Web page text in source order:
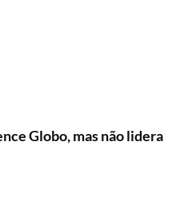
Globo, mas não lidera